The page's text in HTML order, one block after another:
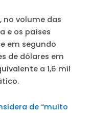
no volume das
e os países
em segundo
de dólares em
a 1,6 mil
de “muito